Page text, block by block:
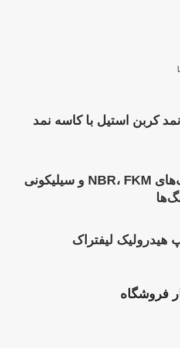
کربن استیل با کاسه نمد
تفاوت اورینگ‌های NBR، FKM و سیلیکونی
هیدرولیک لیفتراک
فروشگاه